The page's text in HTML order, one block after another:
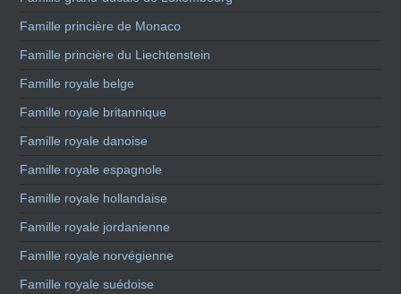
Famille princière de Monaco
Famille princière du Liechtenstein
Famille royale belge
Famille royale britannique
Famille royale danoise
Famille royale espagnole
Famille royale hollandaise
Famille royale jordanienne
Famille royale norvégienne
Famille royale suédoise